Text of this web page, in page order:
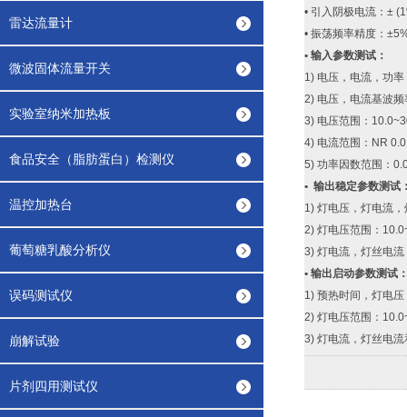
雷达流量计
微波固体流量开关
实验室纳米加热板
食品安全（脂肪蛋白）检测仪
温控加热台
葡萄糖乳酸分析仪
误码测试仪
崩解试验
片剂四用测试仪
• 引入阴极电流：±
• 振荡频率精度：
• 输入参数测试：
1) 电压，电流，功
2) 电压，电流基波
3) 电压范围：
4) 电流范围：NR
5) 功率因数范围：
• 输出稳定参数测试
1) 灯电压，灯电流
2) 灯电压范围：
3) 灯电流，灯丝电
• 输出启动参数测试
1) 预热时间，灯电
2) 灯电压范围：
3) 灯电流，灯丝电